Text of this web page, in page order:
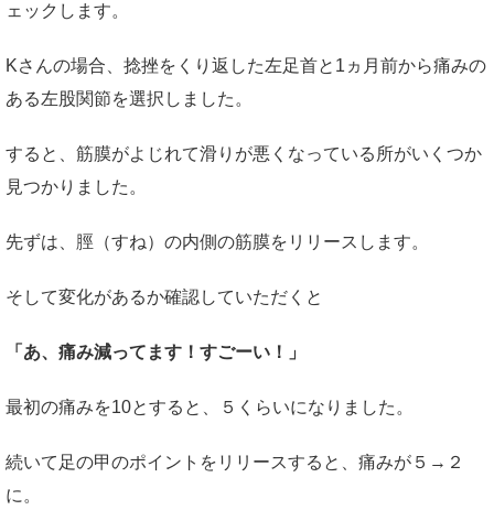
ェックします。
Kさんの場合、捻挫をくり返した左足首と1ヵ月前から痛みの
ある左股関節を選択しました。
すると、筋膜がよじれて滑りが悪くなっている所がいくつか
見つかりました。
先ずは、脛（すね）の内側の筋膜をリリースします。
そして変化があるか確認していただくと
「あ、痛み減ってます！すごーい！」
最初の痛みを10とすると、５くらいになりました。
続いて足の甲のポイントをリリースすると、痛みが５→２
に。